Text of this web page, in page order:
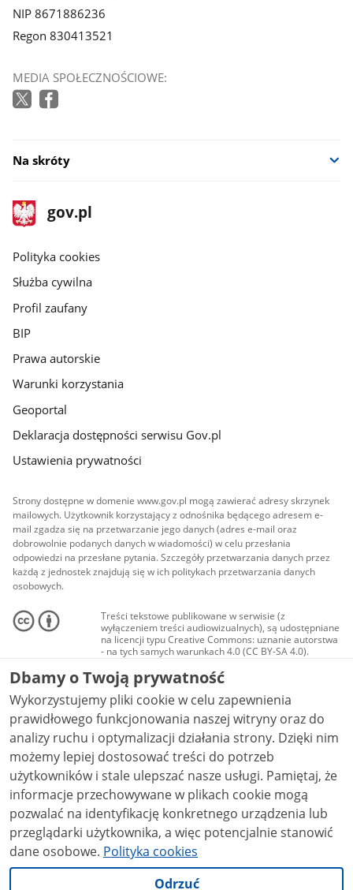
NIP 8671886236
Regon 830413521
MEDIA SPOŁECZNOŚCIOWE:
Na skróty
stopka
gov.pl
Strona
gov.pl
gov.pl
Polityka cookies
Służba cywilna
Profil zaufany
BIP
Prawa autorskie
Warunki korzystania
Geoportal
Deklaracja dostępności serwisu Gov.pl
Ustawienia prywatności
Strony dostępne w domenie www.gov.pl mogą zawierać adresy skrzynek
mailowych. Użytkownik korzystający z odnośnika będącego adresem e-
mail zgadza się na przetwarzanie jego danych (adres e-mail oraz
dobrowolnie podanych danych w wiadomości) w celu przesłania
odpowiedzi na przesłane pytania. Szczegóły przetwarzania danych przez
każdą z jednostek znajdują się w ich politykach przetwarzania danych
osobowych.
Treści tekstowe publikowane w serwisie (z
wyłączeniem treści audiowizualnych), są udostępniane
na licencji typu Creative Commons: uznanie autorstwa
- na tych samych warunkach 4.0 (CC BY-SA 4.0).
Materiały audiowizualne, w tym zdjęcia, materiały
audio i wideo, są udostępniane na licencji typu
Creative Commons: uznanie autorstwa użycie
niekomercyjne - bez utworów zależnych 4.0 (CC BY-
NC-ND 4.0), o ile nie jest to stwierdzone inaczej.
Dbamy o Twoją prywatność
Wykorzystujemy pliki cookie w celu zapewnienia
prawidłowego funkcjonowania naszej witryny oraz do
analizy ruchu i optymalizacji działania strony. Dzięki nim
możemy lepiej dostosować treści do potrzeb
użytkowników i stale ulepszać nasze usługi. Pamiętaj, że
informacje przechowywane w plikach cookie mogą
pozwalać na identyfikację konkretnego urządzenia lub
przeglądarki użytkownika, a więc potencjalnie stanowić
dane osobowe. Polityka cookies
Odrzuć